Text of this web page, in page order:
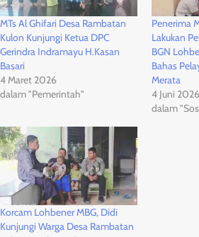
MTs Al Ghifari Desa Rambatan
Kulon Kunjungi Ketua DPC
Gerindra Indramayu H.Kasan
Basari
4 Maret 2026
dalam "Pemerintah"
Penerima
Lakukan
BGN
Bahas
Merata
4 Juni 2026
dalam
Korcam Lohbener MBG, Didi
Kunjungi Warga Desa Rambatan